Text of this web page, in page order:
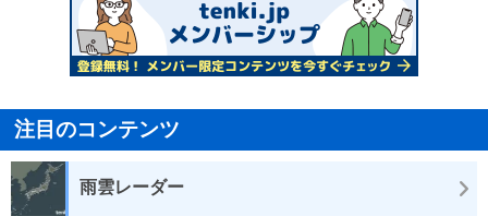
注目のコンテンツ
雨雲レーダー